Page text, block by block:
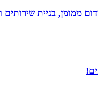
ממומן, בניית שירותים